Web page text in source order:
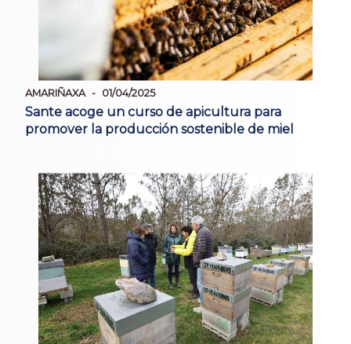
AMARIÑAXA 01/04/2025
Sante acoge un curso de apicultura para
promover la producción sostenible de miel